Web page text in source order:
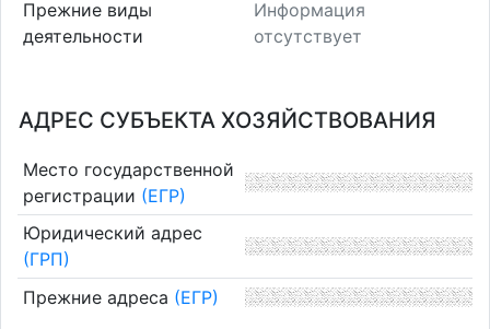
Прежние виды
деятельности
Информация
отсутствует
АДРЕС СУБЪЕКТА ХОЗЯЙСТВОВАНИЯ
Место государственной
регистрации (ЕГР)
Юридический адрес
(ГРП)
Прежние адреса (ЕГР)